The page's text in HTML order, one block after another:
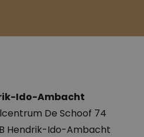
Ido-Ambacht
De Schoof 74
Hendrik-Ido-Ambacht